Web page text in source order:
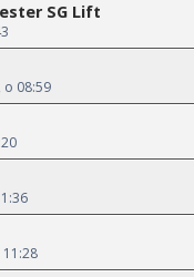
SG Lift
o 08:59